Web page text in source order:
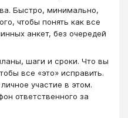
Быстро, минимально,
чтобы понять как все
анкет, без очередей
шаги и сроки. Что вы
все «это» исправить.
участие в этом.
ответственного за